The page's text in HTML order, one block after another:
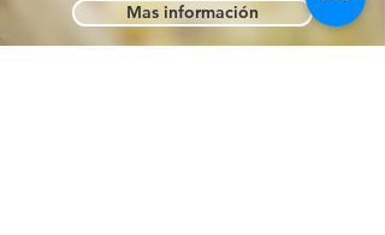
Mas información